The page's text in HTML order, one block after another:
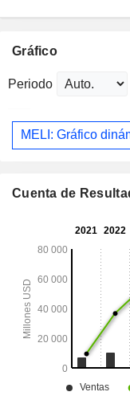
Gráfico
Periodo
MELI: Gráfico
Cuenta de